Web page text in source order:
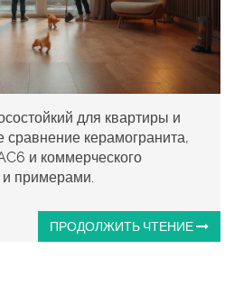
для квартиры и
сравнение керамогранита,
и коммерческого
примерами.
ПРОДОЛЖИТЬ ЧТЕНИЕ